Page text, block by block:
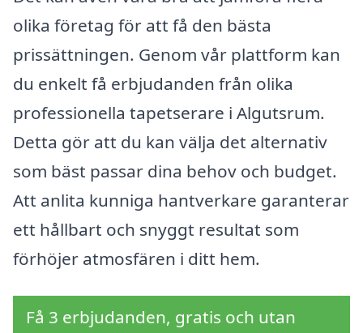
olika företag för att få den bästa
prissättningen. Genom vår plattform kan
du enkelt få erbjudanden från olika
professionella tapetserare i Algutsrum.
Detta gör att du kan välja det alternativ
som bäst passar dina behov och budget.
Att anlita kunniga hantverkare garanterar
ett hållbart och snyggt resultat som
förhöjer atmosfären i ditt hem.
Få 3 erbjudanden, gratis och utan